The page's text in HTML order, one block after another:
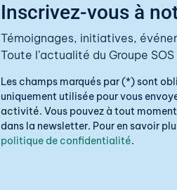
Inscrivez-vous à
Témoignages, initiatives,
Toute l’actualité du Groupe
Les champs marqués par (*) sont
uniquement utilisée pour vous
activité. Vous pouvez à tout
dans la newsletter. Pour en savoir
politique de confidentialité.